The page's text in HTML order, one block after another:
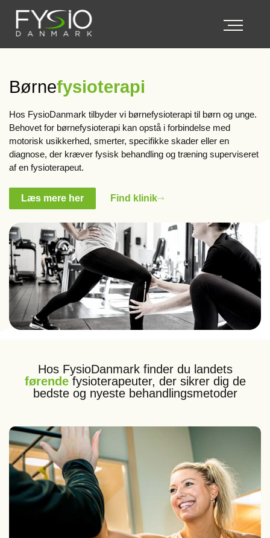
Børnefysioterapi
Hos FysioDanmark tilbyder vi børnefysioterapi til børn og unge.
Behovet for børnefysioterapi kan opstå i forbindelse med
motorisk usikkerhed, smerter, specifikke skader eller en
diagnose, der kræver fysisk behandling og træning superviseret
af en fysioterapeut.
Læs mere her Find klinik
Hos FysioDanmark finder du landets
førendefysioterapeuter, der sikrer dig de
bedste og nyeste behandlingsmetoder